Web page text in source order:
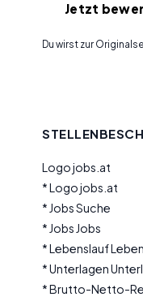
Jetzt
Du wirst zur
Logo jobs.at
* Logo jobs.at
* Jobs Suche
* Jobs Jobs
* Lebenslauf
* Unterlagen
* Brutto-Netto-